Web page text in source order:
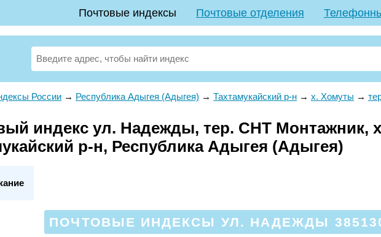
Почтовые индексы Почтовые отделения
России → Республика Адыгея (Адыгея) → Тахтамукайский р-н → х. Хомуты →
индекс ул. Надежды, тер. СНТ Монтажник,
р-н, Республика Адыгея (Адыгея)
ПОЧТОВЫЕ ИНДЕКСЫ УЛ. НАДЕЖДЫ